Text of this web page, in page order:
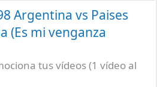
Argentina vs Paises
(Es mi venganza
tus vídeos (1 vídeo al